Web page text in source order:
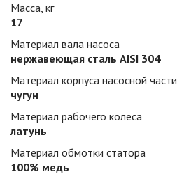
Масса, кг
17
Материал вала насоса
нержавеющая сталь AISI 304
Материал корпуса насосной части
чугун
Материал рабочего колеса
латунь
Материал обмотки статора
100% медь